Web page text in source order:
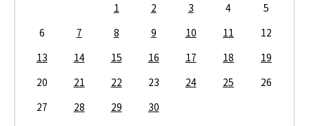
1 2 3 4
5
6
7 8 9 10 11
12
13
14 15 16 17 18
19
20
21 22 23 24 25
26
27
28 29 30